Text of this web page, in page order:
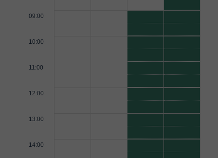
09:00
10:00
11:00
12:00
13:00
14:00